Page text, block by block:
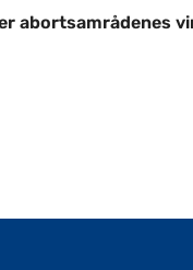
i
abortsamrådenes